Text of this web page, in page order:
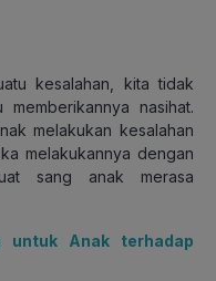
kesalahan, kita tidak
nasihat.
melakukan kesalahan
melakukannya dengan
sang anak merasa
untuk Anak terhadap